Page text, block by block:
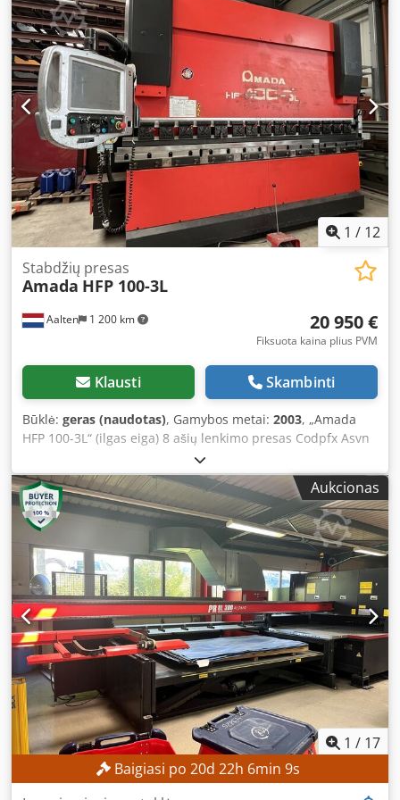
NT 170-3L“ lenkimo staklę, pagamintą 2009 m. Chodpfx
Adezk Dine Noa Maksimali presavimo jėga: 1700 kN
Maksimalus eigos ilgis: 350 mm Svoris: 12400 kg Garso
slėgio lygis: 75 dB(A) Įtampa: 400/415 V Dažnis: 50 Hz Fazių
skaičius: 3 Įdiegta galia: 16,5 kW Nominali srovė: 28,6 A
Pagaminimo data: 2009-03 Serijos numeris: HFP NT 170-3L
B090020 Jei turite klausimų arba norite gauti daugiau
informacijos, nedvejodami susisiekite su mumis.
1 / 12
Aalten 1 200 km
Stabdžių presas
Amada HFP 100-3L
20 950 €
Fiksuota kaina plius PVM
Klausti Skambinti
Būklė: geras (naudotas), Gamybos metai: 2003, „Amada
HFP 100-3L“ (ilgas eiga) 8 ašių lenkimo presas Codpfx Asvn
S I Ded Noha Pagaminimo metai: 2003 Talpa: 100 tonų
Maks. lenkimo ilgis: 3110 mm Standartinė eiga: 350 mm
Artėjimo greitis: 100 mm/s Lenkimo greitis: 10 mm/s
Grįžimo greitis: 100 mm/s Svoris: 7100 kg Matmenys Staklių
ilgis: 4498 mm Staklių plotis: 2450 mm Balko plotis: 60 mm
Atstumas tarp šoninių atramų: 2705 mm Staklių aukštis:
2860 mm Atidaryto aukštis: 620 mm CNC valdymo tipas:
AMNC Ekranas: jutiklinis ekranas „Akas“ lazerinė apsaugos
sistema Valdomos ašys: 8 ašys, Y1, Y2, X1, X2, R1, R2, Z1, Z2
Yra dokumentacija „Digipro“ kampų matavimo sistema
Pristatomas su 1 įrankių komplektu
Aukcionas
1 / 17
Baigiasi po 20d 22h 6min 7s